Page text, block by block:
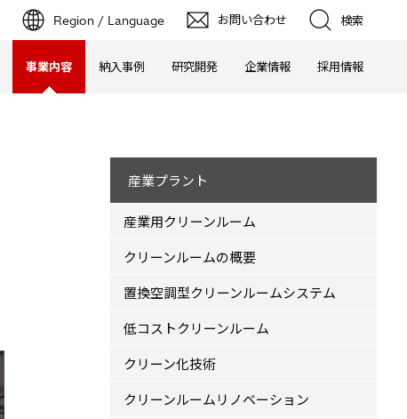
Region / Language お問い合わせ 検索
事業内容 納入事例 研究開発 企業情報 採用情報
産業プラント
産業用クリーンルーム
クリーンルームの概要
置換空調型クリーンルームシステム
低コストクリーンルーム
クリーン化技術
クリーンルームリノベーション